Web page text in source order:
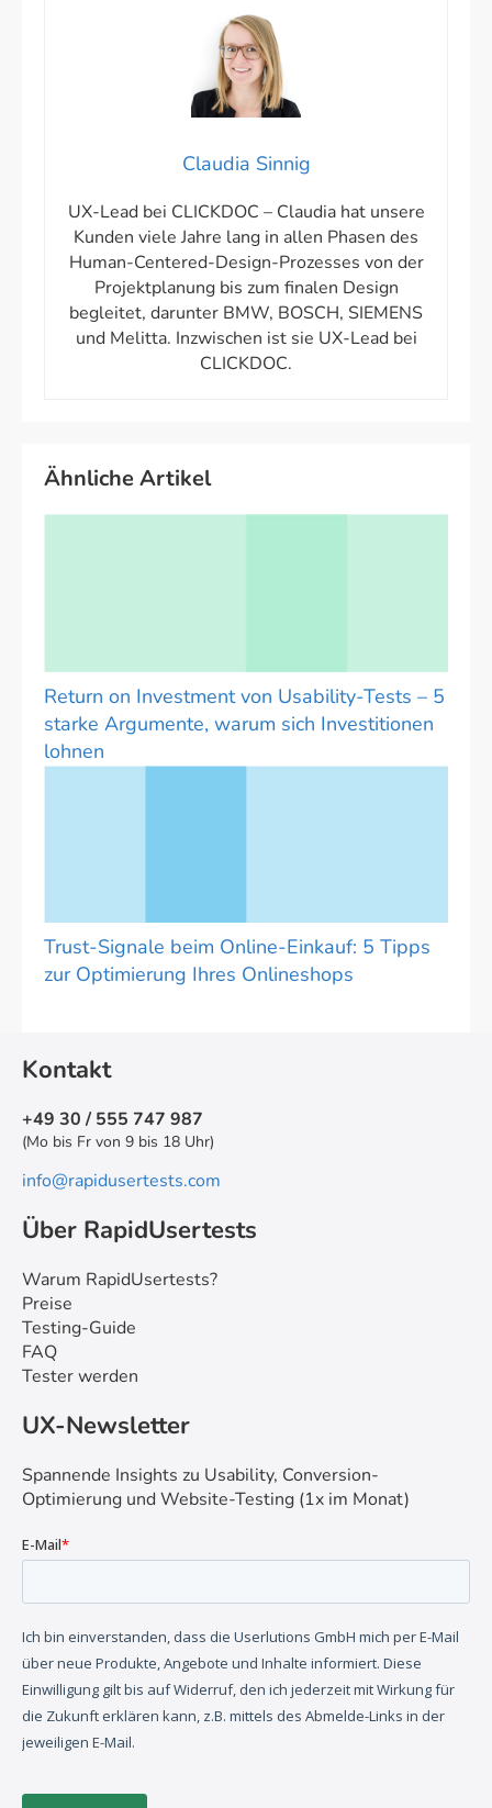
Claudia Sinnig
UX-Lead bei CLICKDOC – Claudia hat unsere
Kunden viele Jahre lang in allen Phasen des
Human-Centered-Design-Prozesses von der
Projektplanung bis zum finalen Design
begleitet, darunter BMW, BOSCH, SIEMENS
und Melitta. Inzwischen ist sie UX-Lead bei
CLICKDOC.
Ähnliche Artikel
Return on Investment von Usability-Tests – 5
starke Argumente, warum sich Investitionen
lohnen
Trust-Signale beim Online-Einkauf: 5 Tipps
zur Optimierung Ihres Onlineshops
Kontakt
+49 30 / 555 747 987
(Mo bis Fr von 9 bis 18 Uhr)
info@rapidusertests.com
Über RapidUsertests
Warum RapidUsertests?
Preise
Testing-Guide
FAQ
Tester werden
UX-Newsletter
Spannende Insights zu Usability, Conversion-
Optimierung und Website-Testing (1x im Monat)